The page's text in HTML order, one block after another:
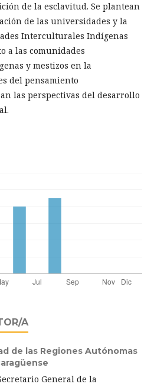
de la esclavitud. Se plantean
de las universidades y la
Interculturales Indígenas
a las comunidades
y mestizos en la
del pensamiento
las perspectivas del desarrollo
A
de las Regiones Autónomas
General de la